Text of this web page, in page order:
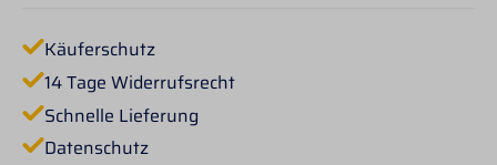
Käuferschutz
14 Tage Widerrufsrecht
Schnelle Lieferung
Datenschutz